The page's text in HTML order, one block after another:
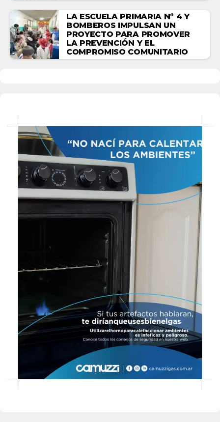
LA ESCUELA PRIMARIA N° 4 Y
BOMBEROS IMPULSAN UN
PROYECTO PARA PROMOVER
LA PREVENCIÓN Y EL
COMPROMISO COMUNITARIO